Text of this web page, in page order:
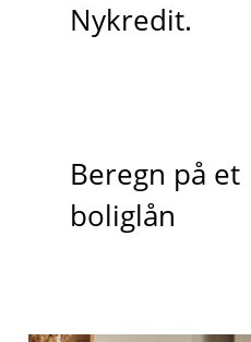
Nykredit.
Beregn på et
boliglån